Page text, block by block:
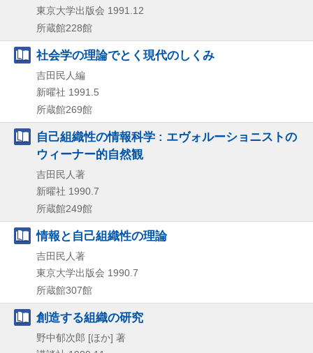
東京大学出版会 1991.12
所蔵館228館
社会学の理論でとく現代のしくみ
吉田民人編
新曜社 1991.5
所蔵館269館
自己組織性の情報科学 : エヴォルーショニストの
ウィーナー的自然観
吉田民人著
新曜社 1990.7
所蔵館249館
情報と自己組織性の理論
吉田民人著
東京大学出版会 1990.7
所蔵館307館
創造する組織の研究
野中郁次郎 [ほか] 著